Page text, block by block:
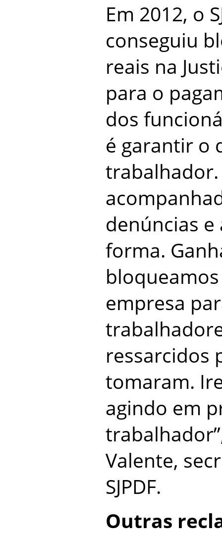
Em 2012, o
conseguiu
reais na
para o
dos
é garantir o
denúncias
forma.
empresa
ressarcidos
tomaram.
agindo em
Valente,
SJPDF.
Outras